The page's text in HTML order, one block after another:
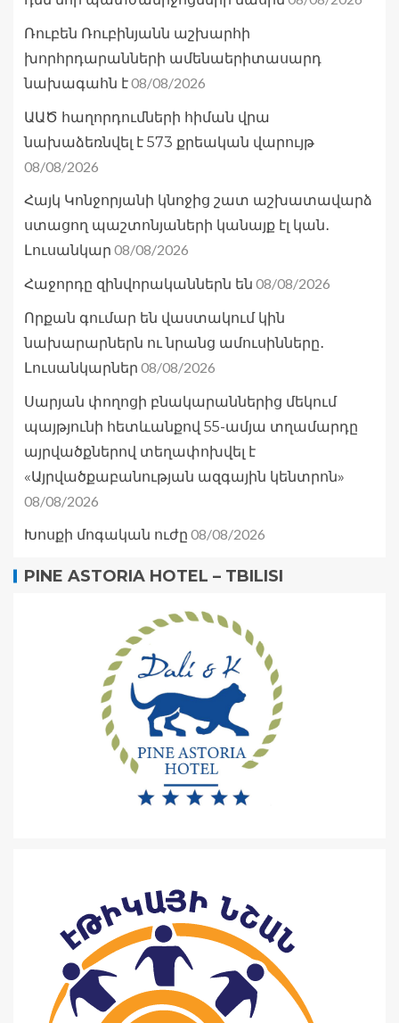
Ռուբեն Ռուբինյանն աշխարհի
խորհրդարանների ամենաերիտասարդ
նախագահն է08/08/2026
ԱԱԾ հաղորդումների հիման վրա
նախաձեռնվել է 573 քրեական վարույթ
08/08/2026
Հայկ Կոնջորյանի կնոջից շատ աշխատավարձ
ստացող պաշտոնյաների կանայք էլ կան․
Լուսանկար 08/08/2026
Հաջորդը զինվորականներն են 08/08/2026
Որքան գումար են վաստակում կին
նախարարներն ու նրանց ամուսինները․
Լուսանկարներ 08/08/2026
Սարյան փողոցի բնակարաններից մեկում
պայթյունի հետևանքով 55-ամյա տղամարդը
այրվածքներով տեղափոխվել է
«Այրվածքաբանության ազգային կենտրոն»
08/08/2026
Խոսքի մոգական ուժը 08/08/2026
PINE ASTORIA HOTEL – TBILISI